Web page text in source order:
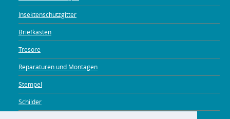
Insektenschutzgitter
Briefkasten
Tresore
Reparaturen und Montagen
Stempel
Schilder